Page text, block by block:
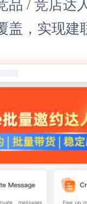
品 / 竞店达
盖，实现建